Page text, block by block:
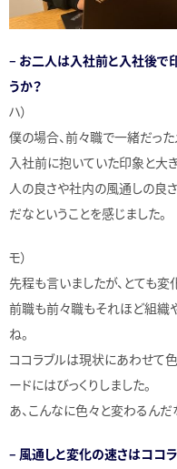
– お二人は入社前と入社後で
うか？
ハ）
僕の場合、前々職で一緒だっ
入社前に抱いていた印象と大
人の良さや社内の風通しの良
だなということを感じました。
モ）
先程も言いましたが、とても
前職も前々職もそれほど組織
ね。
ココラブルは現状にあわせて
ードにはびっくりしました。
あ、こんなに色々と変わるんだ
– 風通しと変化の速さはココ